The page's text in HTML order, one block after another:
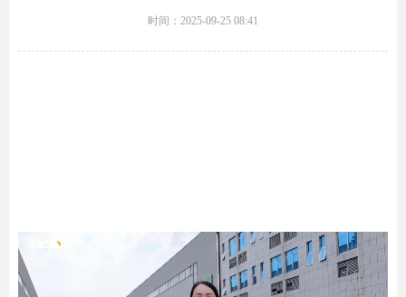
时间： 2025-09-25 08:41